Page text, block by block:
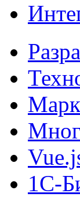
1С-